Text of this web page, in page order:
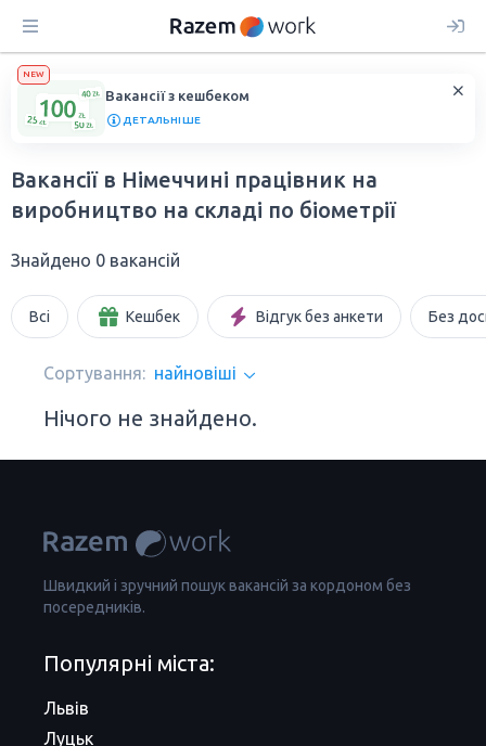
NEW
Вакансії з кешбеком
ДЕТАЛЬНІШЕ
Вакансії в Німеччині працівник на
виробництво на складі по біометрії
Знайдено 0 вакансій
Всі Кешбек Відгук без анкети Без
Сортування: найновіші
Нічого не знайдено.
Швидкий і зручний пошук вакансій за кордоном без
посередників.
Популярні міста:
Львів
Луцьк